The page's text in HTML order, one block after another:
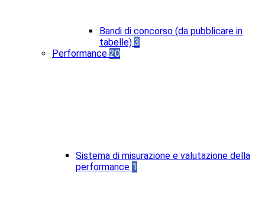
Bandi di concorso (da pubblicare in
tabelle) 3
Performance 20
Sistema di misurazione e valutazione della
performance 1